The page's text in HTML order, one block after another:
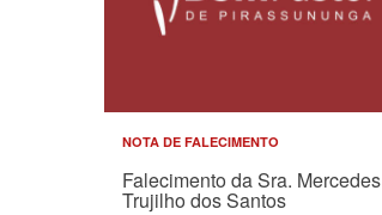
NOTA DE FALECIMENTO
Falecimento da Sra. Mercedes
Trujilho dos Santos